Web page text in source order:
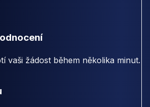
vaši žádost během několika minut.